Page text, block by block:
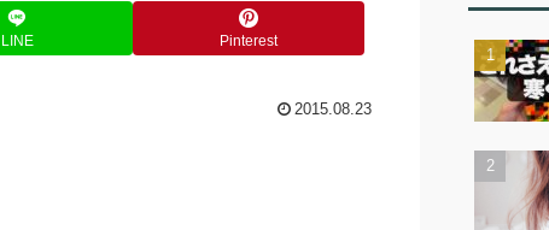
LINE Pinterest
2015.08.23